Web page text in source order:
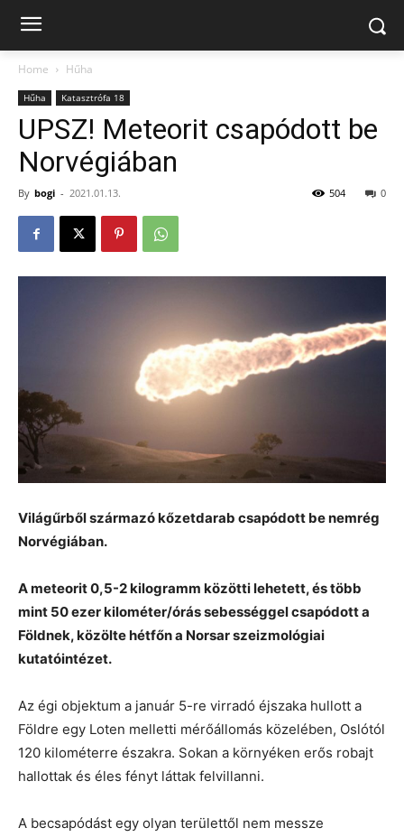
Home Hűha
Hűha Katasztrófa 18
UPSZ! Meteorit csapódott be
Norvégiában
By bogi - 2021.01.13. 0
504
Világűrből származó kőzetdarab csapódott be nemrég
Norvégiában.
A meteorit 0,5-2 kilogramm közötti lehetett, és több
mint 50 ezer kilométer/órás sebességgel csapódott a
Földnek, közölte hétfőn a Norsar szeizmológiai
kutatóintézet.
Az égi objektum a január 5-re virradó éjszaka hullott a
Földre egy Loten melletti mérőállomás közelében, Oslótól
120 kilométerre északra. Sokan a környéken erős robajt
hallottak és éles fényt láttak felvillanni.
A becsapódást egy olyan területtől nem messze